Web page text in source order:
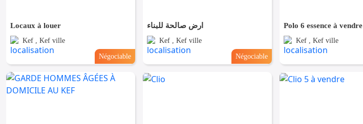
Locaux à louer
Kef , Kef ville
Négociable
ارض صالحة للبناء
Kef , Kef ville
Négociable
Polo 6 essence à vendre
Kef , Kef ville